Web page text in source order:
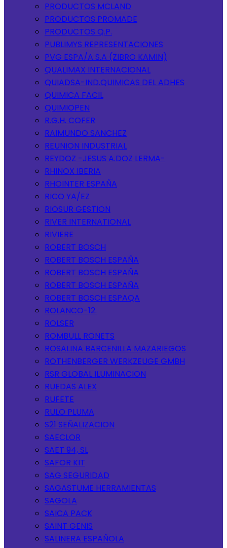
PRODUCTOS MCLAND
PRODUCTOS PROMADE
PRODUCTOS Q.P.
PUBLIMYS REPRESENTACIONES
PVG ESPA/A S.A (ZIBRO KAMIN)
QUALIMAX INTERNACIONAL
QUIADSA-IND.QUIMICAS DEL ADHES
QUIMICA FACIL
QUIMIOPEN
R.G.H. COFER
RAIMUNDO SANCHEZ
REUNION INDUSTRIAL
REYDOZ -JESUS A.DOZ LERMA-
RHINOX IBERIA
RHOINTER ESPAÑA
RICO YA/EZ
RIOSUR GESTION
RIVER INTERNATIONAL
RIVIERE
ROBERT BOSCH
ROBERT BOSCH ESPAÑA
ROBERT BOSCH ESPAÑA
ROBERT BOSCH ESPAÑA
ROBERT BOSCH ESPAQA
ROLANCO-12.
ROLSER
ROMBULL RONETS
ROSALINA BARCENILLA MAZARIEGOS
ROTHENBERGER WERKZEUGE GMBH
RSR GLOBAL ILUMINACION
RUEDAS ALEX
RUFETE
RULO PLUMA
S21 SEÑALIZACION
SAECLOR
SAET 94, SL
SAFOR KIT
SAG SEGURIDAD
SAGASTUME HERRAMIENTAS
SAGOLA
SAICA PACK
SAINT GENIS
SALINERA ESPAÑOLA